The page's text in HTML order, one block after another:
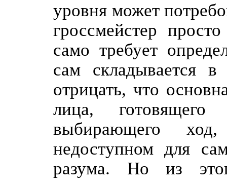
уровня может
гроссмейстер
само требует
сам складывается в
отрицать, что
лица, готовящего
выбирающего
недоступном для
разума. Но из